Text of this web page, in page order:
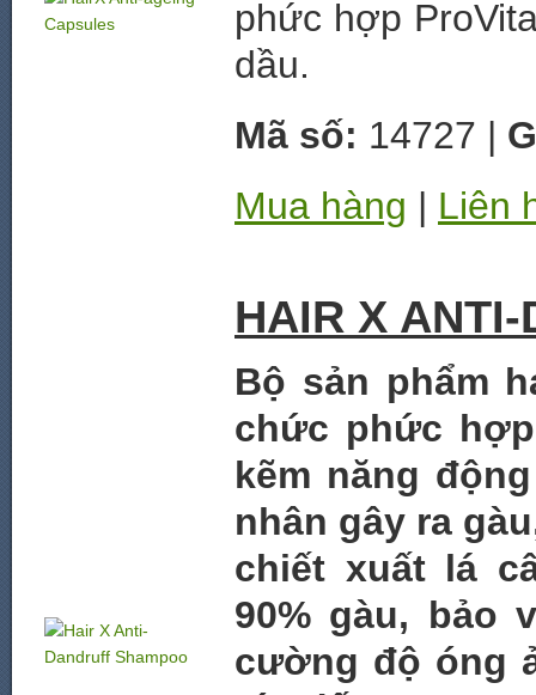
phức hợp
dầu.
Mã số: 14727 |
Mua hàng | Liên
HAIR X
Bộ sản phẩm
chức phức
kẽm năng
nhân gây ra
chiết xuất lá
90% gàu, bảo
cường độ óng